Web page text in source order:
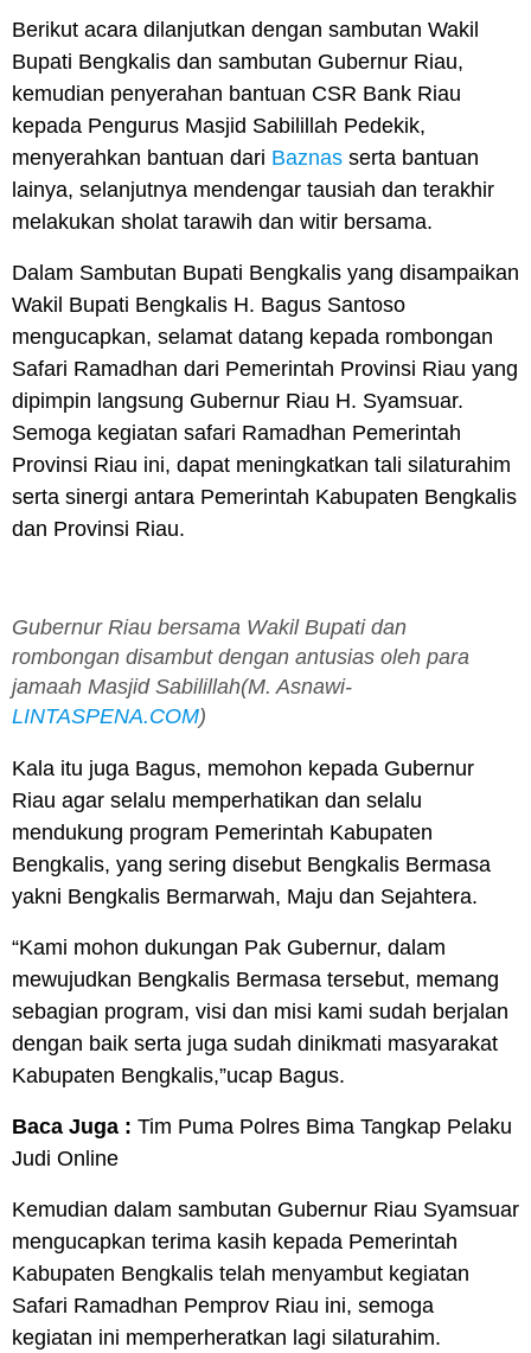
Berikut acara dilanjutkan dengan sambutan Wakil
Bupati Bengkalis dan sambutan Gubernur Riau,
kemudian penyerahan bantuan CSR Bank Riau
kepada Pengurus Masjid Sabilillah Pedekik,
menyerahkan bantuan dari Baznas serta bantuan
lainya, selanjutnya mendengar tausiah dan terakhir
melakukan sholat tarawih dan witir bersama.
Dalam Sambutan Bupati Bengkalis yang disampaikan
Wakil Bupati Bengkalis H. Bagus Santoso
mengucapkan, selamat datang kepada rombongan
Safari Ramadhan dari Pemerintah Provinsi Riau yang
dipimpin langsung Gubernur Riau H. Syamsuar.
Semoga kegiatan safari Ramadhan Pemerintah
Provinsi Riau ini, dapat meningkatkan tali silaturahim
serta sinergi antara Pemerintah Kabupaten Bengkalis
dan Provinsi Riau.
Gubernur Riau bersama Wakil Bupati dan
rombongan disambut dengan antusias oleh para
jamaah Masjid Sabilillah(M. Asnawi-
LINTASPENA.COM)
Kala itu juga Bagus, memohon kepada Gubernur
Riau agar selalu memperhatikan dan selalu
mendukung program Pemerintah Kabupaten
Bengkalis, yang sering disebut Bengkalis Bermasa
yakni Bengkalis Bermarwah, Maju dan Sejahtera.
“Kami mohon dukungan Pak Gubernur, dalam
mewujudkan Bengkalis Bermasa tersebut, memang
sebagian program, visi dan misi kami sudah berjalan
dengan baik serta juga sudah dinikmati masyarakat
Kabupaten Bengkalis,”ucap Bagus.
Baca Juga : Tim Puma Polres Bima Tangkap Pelaku
Judi Online
Kemudian dalam sambutan Gubernur Riau Syamsuar
mengucapkan terima kasih kepada Pemerintah
Kabupaten Bengkalis telah menyambut kegiatan
Safari Ramadhan Pemprov Riau ini, semoga
kegiatan ini memperheratkan lagi silaturahim.